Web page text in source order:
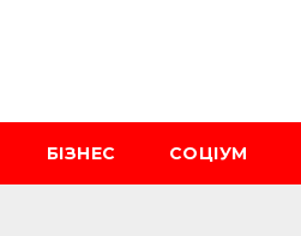
БІЗНЕС СОЦІУМ